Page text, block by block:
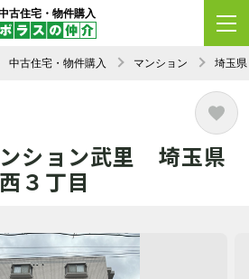
古住宅・物件購入
中古住宅・物件購入 マンション 埼玉県
ション武里 埼玉県
３丁目